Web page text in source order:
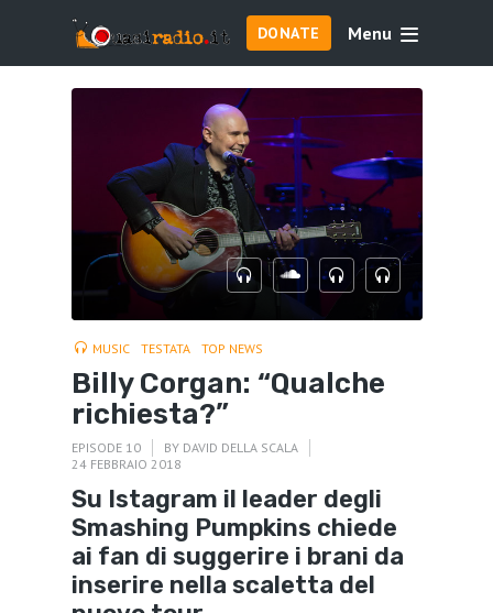
DONATE Menu
MUSIC TESTATA TOP NEWS
Billy Corgan: “Qualche
richiesta?”
EPISODE 10 BY DAVID DELLA SCALA
24 FEBBRAIO 2018
Su Istagram il leader degli
Smashing Pumpkins chiede
ai fan di suggerire i brani da
inserire nella scaletta del